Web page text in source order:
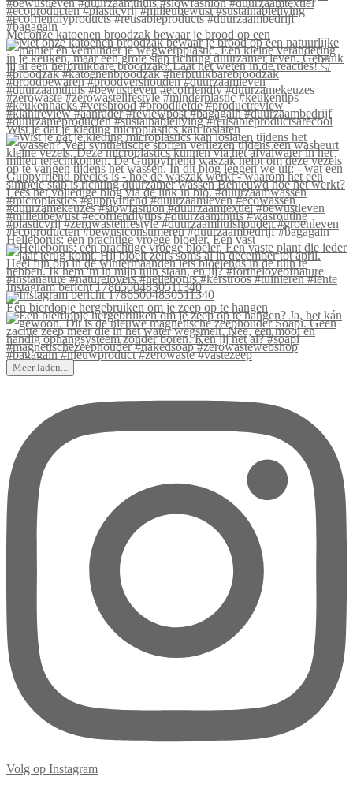
Met onze katoenen broodzak bewaar je brood op een
Wist je dat je kleding microplastics kan loslaten
Helleborus: een prachtige vroege bloeier. Een vast
Instagram bericht 17865004830511340
Een bierdopje hergebruiken om je zeep op te hangen
Meer laden...
Volg op Instagram